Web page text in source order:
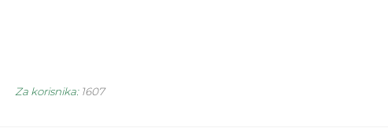
Za korisnika: 1607